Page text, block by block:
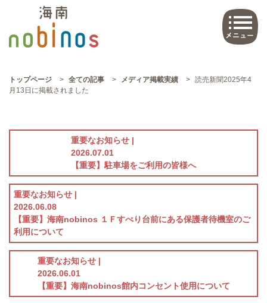
トップページ > 全ての記事 > メディア掲載実績 > 読売新聞2025年4
月13日に掲載されました
重要なお知らせ |
2026.07.01
【重要】駐車場をご利用の皆様へ
重要なお知らせ |
2026.06.08
【重要】海南nobinos １Ｆすべり台前にある保護者待機室のご
利用について
重要なお知らせ |
2026.06.01
【重要】海南nobinos館内コンセント使用について